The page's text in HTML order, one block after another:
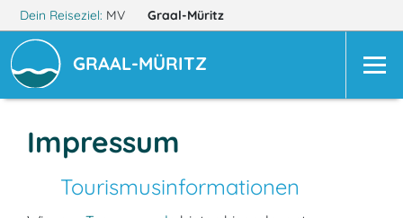
Dein Reiseziel: MV Graal-Müritz
GRAAL-MÜRITZ
Impressum
Tourismusinformationen